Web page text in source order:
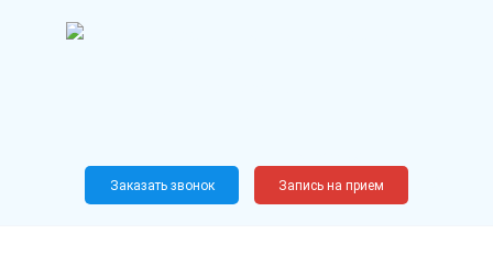
Новослободская, 62, к12
Заказать звонок Запись на прием